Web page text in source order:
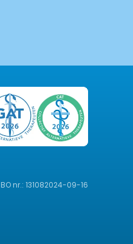
BO nr.: 131082024-09-16